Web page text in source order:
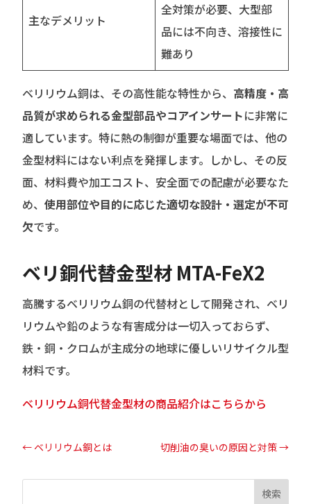
主なデメリット
全対策が必要、大型部
品には不向き、溶接性に
難あり
ベリリウム銅は、その高性能な特性から、 高精度・高
品質が求められる金型部品やコアインサートに非常に
適しています。特に熱の制御が重要な場面では、他の
金型材料にはない利点を発揮します。しかし、その反
面、材料費や加工コスト、安全面での配慮が必要なた
め、 使用部位や目的に応じた適切な設計・選定が不可
欠です。
ベリ銅代替金型材 MTA-FeX2
高騰するベリリウム銅の代替材として開発され、ベリ
リウムや鉛のような有害成分は一切入っておらず、
鉄・銅・クロムが主成分の地球に優しいリサイクル型
材料です。
ベリリウム銅代替金型材の商品紹介はこちらから
← ベリリウム銅とは 切削油の臭いの原因と対策→
検索